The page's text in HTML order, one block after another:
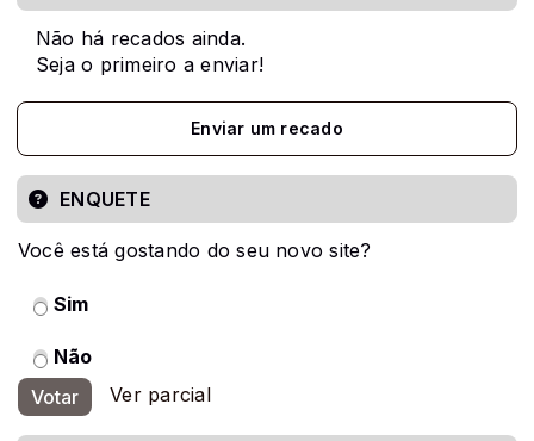
Não há recados ainda.
Seja o primeiro a enviar!
Enviar um recado
ENQUETE
Você está gostando do seu novo site?
Sim
Não
Votar
Ver parcial